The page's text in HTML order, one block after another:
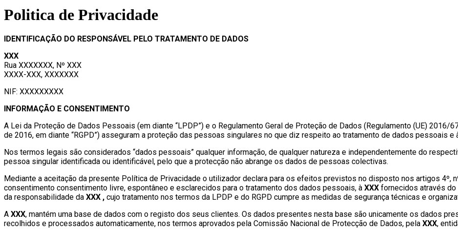
Politica de Privacidade
IDENTIFICAÇÃO DO RESPONSÁVEL PELO TRATAMENTO DE DADOS
XXX
Rua XXXXXXX, Nº XXX
XXXX-XXX, XXXXXXX
NIF: XXXXXXXXX
INFORMAÇÃO E CONSENTIMENTO
A Lei da Proteção de Dados Pessoais (em diante “LPDP”) e o Regulamento Geral de Proteção de Dados (Regulamento (UE) 2016/
de 2016, em diante “RGPD”) asseguram a proteção das pessoas singulares no que diz respeito ao tratamento de dados pessoais
Nos termos legais são considerados “dados pessoais” qualquer informação, de qualquer natureza e independentemente do
pessoa singular identificada ou identificável, pelo que a protecção não abrange os dados de pessoas colectivas.
Mediante a aceitação da presente Política de Privacidade o utilizador declara para os efeitos previstos no disposto nos artigos 4º,
consentimento consentimento livre, espontâneo e esclarecidos para o tratamento dos dados pessoais, à XXX fornecidos através
da responsabilidade da XXX , cujo tratamento nos termos da LPDP e do RGPD cumpre as medidas de segurança técnicas e
A XXX, mantém uma base de dados com o registo dos seus clientes. Os dados presentes nesta base são unicamente os dados
recolhidos e processados automaticamente, nos termos aprovados pela Comissão Nacional de Protecção de Dados, pela XXX,